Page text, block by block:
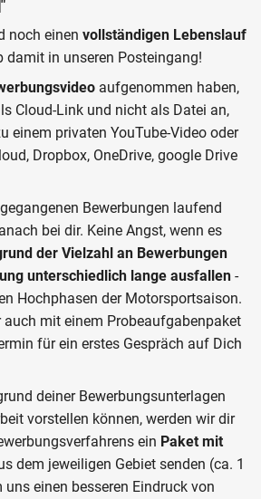
noch einen vollständigen Lebenslauf
damit in unseren Posteingang!
aufgenommen haben,
Cloud-Link und nicht als Datei an,
einem privaten YouTube-Video oder
Dropbox, OneDrive, google Drive
Bewerbungen laufend
bei dir. Keine Angst, wenn es
der Vielzahl an Bewerbungen
unterschiedlich lange ausfallen -
Hochphasen der Motorsportsaison.
mit einem Probeaufgabenpaket
für ein erstes Gespräch auf Dich
deiner Bewerbungsunterlagen
vorstellen können, werden wir dir
ein Paket mit
dem jeweiligen Gebiet senden (ca. 1
einen besseren Eindruck von